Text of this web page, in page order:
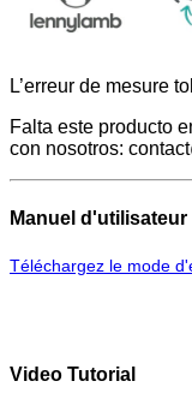
L’erreur de mesure
Falta este producto
con nosotros:
Manuel d'utilisateur
Téléchargez le mode
Video Tutorial